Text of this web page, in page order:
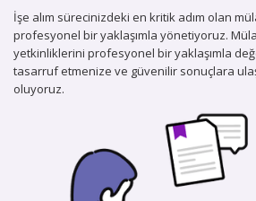
İşe alım sürecinizdeki en kritik adım olan
profesyonel bir yaklaşımla yönetiyoruz.
yetkinliklerini profesyonel bir yaklaşımla
tasarruf etmenize ve güvenilir sonuçlara
oluyoruz.